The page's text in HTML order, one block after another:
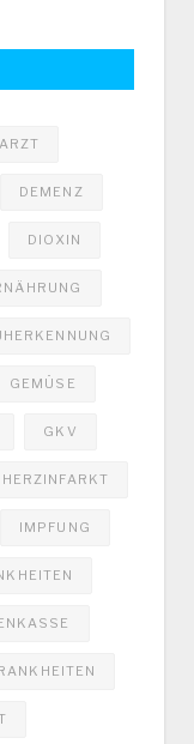
ARZT
DEMENZ
DIOXIN
GEMÜSE
GKV
HERZINFARKT
IMPFUNG